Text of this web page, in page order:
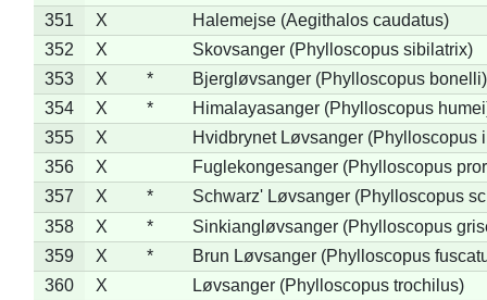
351
X
Halemejse (Aegithalos caudatus)
352
X
Skovsanger (Phylloscopus sibilatrix)
353
X *
Bjergløvsanger (Phylloscopus bonelli)
354
X *
Himalayasanger (Phylloscopus
355
X
Hvidbrynet Løvsanger (Phylloscopus
356
X
Fuglekongesanger (Phylloscopus
357
X *
Schwarz' Løvsanger (Phylloscopus
358
X *
Sinkiangløvsanger (Phylloscopus
359
X *
Brun Løvsanger (Phylloscopus
360
X
Løvsanger (Phylloscopus trochilus)